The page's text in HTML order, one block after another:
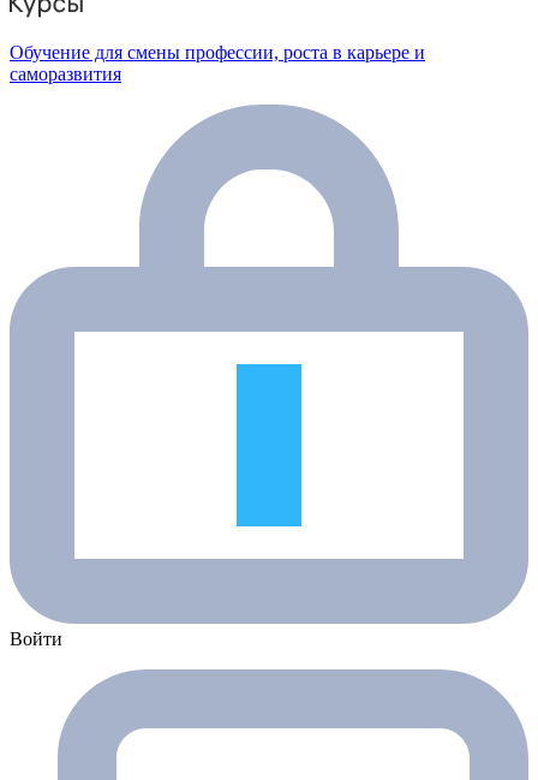
Обучение для смены профессии, роста в карьере и
саморазвития
Войти